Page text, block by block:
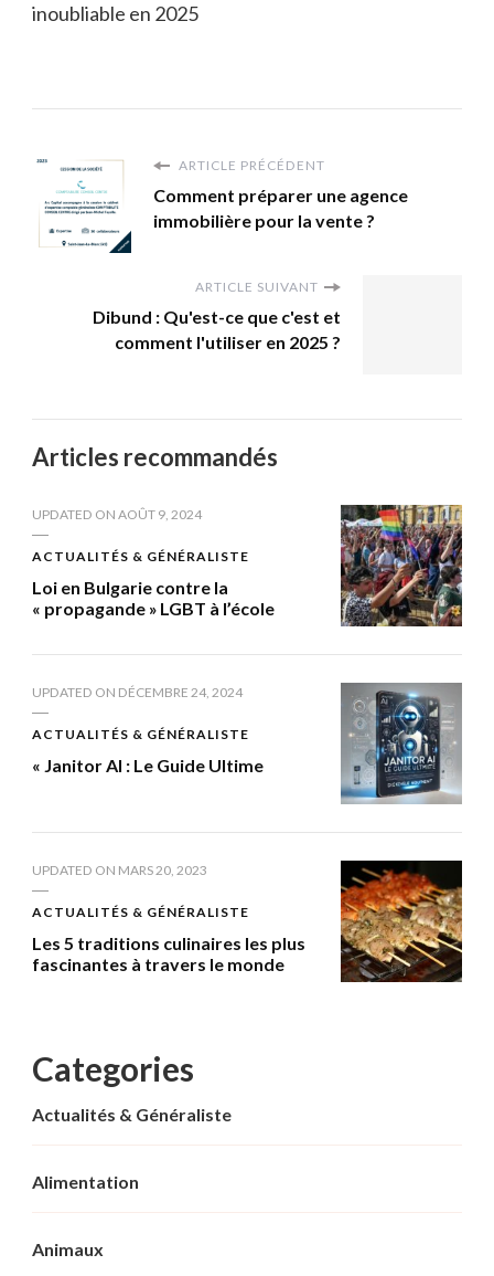
inoubliable en 2025
ARTICLE PRÉCÉDENT
Comment préparer une agence
immobilière pour la vente ?
ARTICLE SUIVANT
Dibund : Qu'est-ce que c'est et
comment l'utiliser en 2025 ?
Articles recommandés
UPDATED ON AOÛT 9, 2024
ACTUALITÉS & GÉNÉRALISTE
Loi en Bulgarie contre la
« propagande » LGBT à l’école
UPDATED ON DÉCEMBRE 24, 2024
ACTUALITÉS & GÉNÉRALISTE
« Janitor AI : Le Guide Ultime
UPDATED ON MARS 20, 2023
ACTUALITÉS & GÉNÉRALISTE
Les 5 traditions culinaires les plus
fascinantes à travers le monde
Categories
Actualités & Généraliste
Alimentation
Animaux